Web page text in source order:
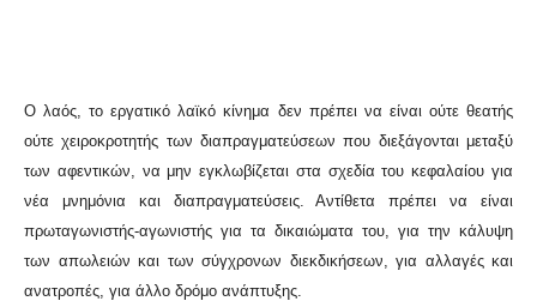
Ο λαός, το εργατικό λαϊκό κίνημα δεν πρέπει να είναι ούτε θεατής
ούτε χειροκροτητής των διαπραγματεύσεων που διεξάγονται μεταξύ
των αφεντικών, να μην εγκλωβίζεται στα σχεδία του κεφαλαίου για
νέα μνημόνια και διαπραγματεύσεις. Αντίθετα πρέπει να είναι
πρωταγωνιστής-αγωνιστής για τα δικαιώματα του, για την κάλυψη
των απωλειών και των σύγχρονων διεκδικήσεων, για αλλαγές και
ανατροπές, για άλλο δρόμο ανάπτυξης.